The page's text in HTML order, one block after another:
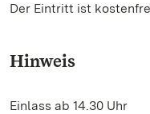
Der Eintritt ist
Hinweis
Einlass ab 14.30 Uhr